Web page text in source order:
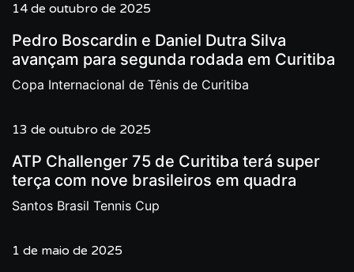
14 de outubro de 2025
Pedro Boscardin e Daniel Dutra Silva
avançam para segunda rodada em Curitiba
Copa Internacional de Tênis de Curitiba
13 de outubro de 2025
ATP Challenger 75 de Curitiba terá super
terça com nove brasileiros em quadra
Santos Brasil Tennis Cup
1 de maio de 2025